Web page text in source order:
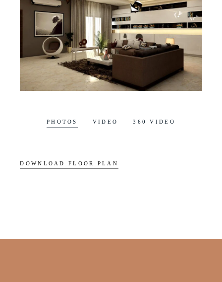
PHOTOS VIDEO 360 VIDEO
DOWNLOAD FLOOR PLAN